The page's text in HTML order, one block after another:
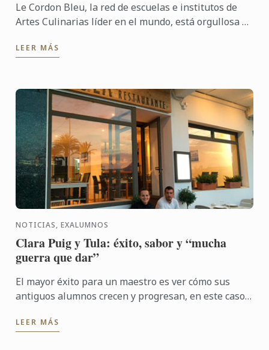
Le Cordon Bleu, la red de escuelas e institutos de
Artes Culinarias líder en el mundo, está orgullosa de
a ...
LEER MÁS
NOTICIAS, EXALUMNOS
Clara Puig y Tula: éxito, sabor y “mucha
guerra que dar”
El mayor éxito para un maestro es ver cómo sus
antiguos alumnos crecen y progresan, en este caso,
germen de esa ...
LEER MÁS